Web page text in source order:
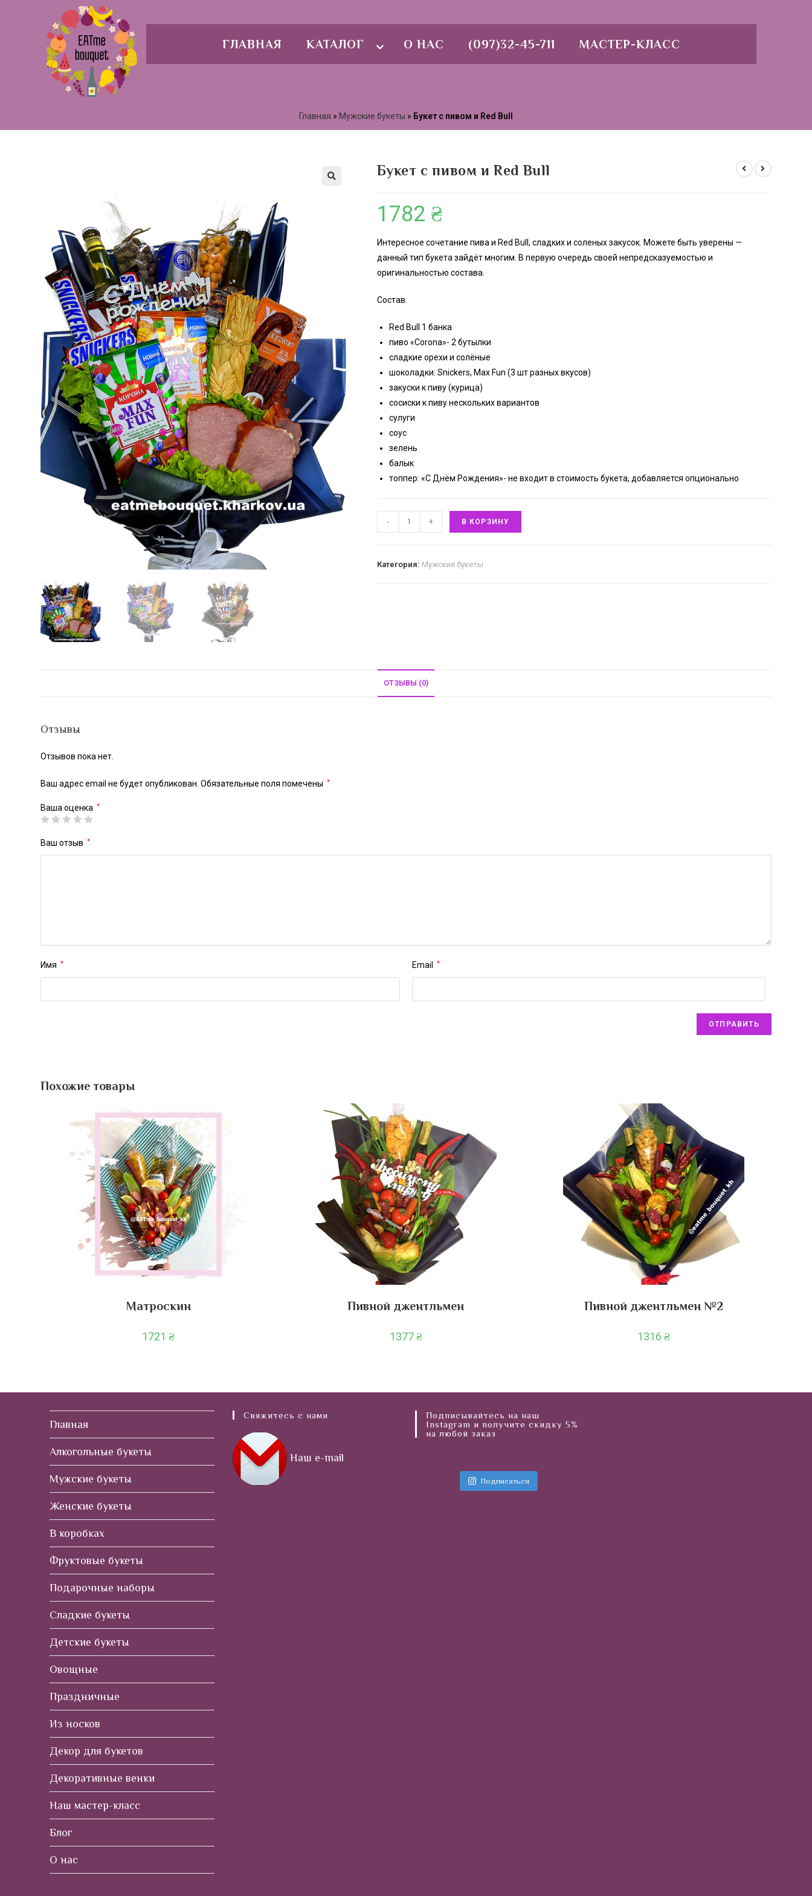
ГЛАВНАЯ КАТАЛОГ О НАС (097)32-45-711 МАСТЕР-КЛАСС
Главная » Мужские букеты » Букет с пивом и Red Bull
Букет с пивом и Red Bull
1782 ₴
Интересное сочетание пива и Red Bull, сладких и соленых закусок. Можете быть уверены —
данный тип букета зайдёт многим. В первую очередь своей непредсказуемостью и
оригинальностью состава.
Состав:
Red Bull 1 банка
пиво «Corona»- 2 бутылки
сладкие орехи и солёные
шоколадки: Snickers, Max Fun (3 шт разных вкусов)
закуски к пиву (курица)
сосиски к пиву нескольких вариантов
сулуги
соус
зелень
балык
топпер: «С Днём Рождения»- не входит в стоимость букета, добавляется опционально
- + В КОРЗИНУ
Категория: Мужские букеты
ОТЗЫВЫ (0)
Отзывы
Отзывов пока нет.
Ваш адрес email не будет опубликован. Обязательные поля помечены *
Ваша оценка *
Ваш отзыв *
Имя * Email *
Похожие товары
Матроскин
1721₴
Пивной джентльмен
1377₴
Пивной джентльмен №2
1316 ₴
Главная
Алкогольные букеты
Мужские букеты
Женские букеты
В коробках
Фруктовые букеты
Подарочные наборы
Сладкие букеты
Детские букеты
Овощные
Праздничные
Из носков
Декор для букетов
Декоративные венки
Наш мастер-класс
Блог
О нас
Свяжитесь с нами
Наш e-mail
Подписывайтесь на наш
Instagram и получите скидку 5%
на любой заказ
Подписаться